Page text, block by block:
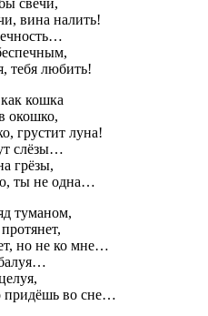
вина налить!
тебя любить!
кошка
окошко,
грустит луна!
слёзы…
грёзы,
ты не одна…
туманом,
но не ко мне…
придёшь во сне…